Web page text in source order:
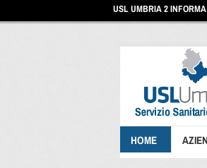
ai
USL UMBRIA 2 INFORMA
HOME